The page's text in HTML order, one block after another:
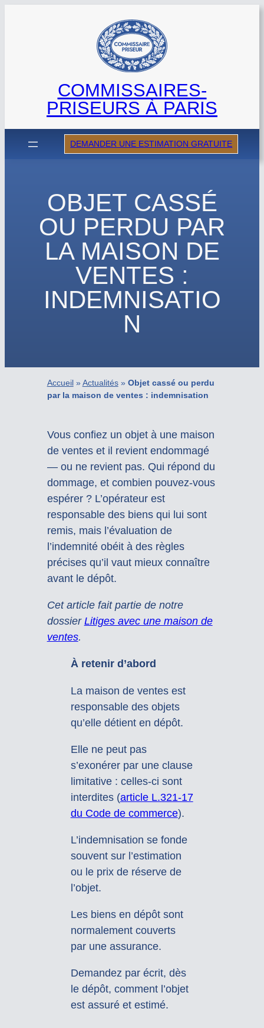
COMMISSAIRES-
PRISEURS À PARIS
DEMANDER UNE ESTIMATION GRATUITE
OBJET CASSÉ
OU PERDU PAR
LA MAISON DE
VENTES :
INDEMNISATIO
N
Accueil»Actualités» Objet cassé ou perdu
par la maison de ventes : indemnisation
Vous confiez un objet à une maison
de ventes et il revient endommagé
— ou ne revient pas. Qui répond du
dommage, et combien pouvez-vous
espérer ? L’opérateur est
responsable des biens qui lui sont
remis, mais l’évaluation de
l’indemnité obéit à des règles
précises qu’il vaut mieux connaître
avant le dépôt.
Cet article fait partie de notre
dossier Litiges avec une maison de
ventes.
À retenir d’abord
La maison de ventes est
responsable des objets
qu’elle détient en dépôt.
Elle ne peut pas
s’exonérer par une clause
limitative : celles-ci sont
interdites (article L.321-17
du Code de commerce).
L’indemnisation se fonde
souvent sur l’estimation
ou le prix de réserve de
l’objet.
Les biens en dépôt sont
normalement couverts
par une assurance.
Demandez par écrit, dès
le dépôt, comment l’objet
est assuré et estimé.